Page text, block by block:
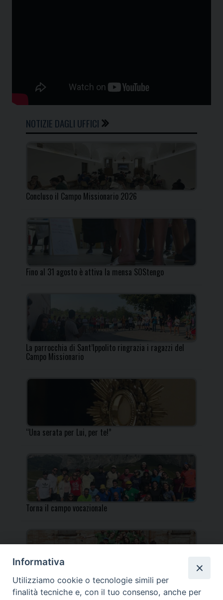
NOTIZIE DAGLI UFFICI
Concluso il Campo Missionario 2026
Fino al 31 agosto è attiva la mensa SOStengo
La parrocchia di Sant’Ippolito ringrazia i ragazzi del
Campo Missionario
“Una serata per Lui, per te!”
Torna il campo vocazionale
Torna il Campo Missionario Diocesano
Informativa
Utilizziamo cookie o tecnologie simili per
finalità tecniche e, con il tuo consenso, anche per